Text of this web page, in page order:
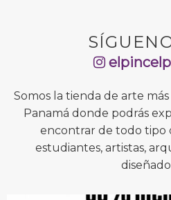
Somos la tienda de arte
Panamá donde podrás
encontrar de todo tipo
estudiantes, artistas,